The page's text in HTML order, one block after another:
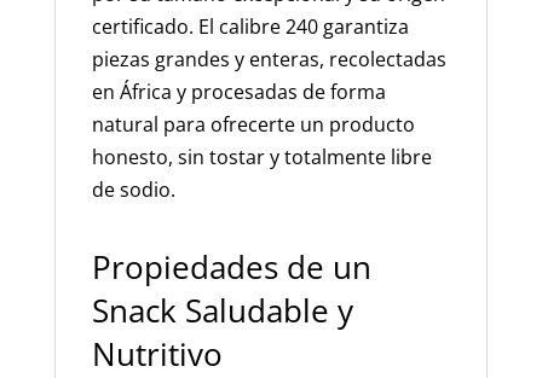
certificado. El calibre 240 garantiza
piezas grandes y enteras, recolectadas
en África y procesadas de forma
natural para ofrecerte un producto
honesto, sin tostar y totalmente libre
de sodio.
Propiedades de un
Snack Saludable y
Nutritivo